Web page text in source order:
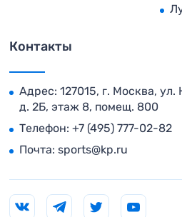
Контакты
Адрес: 127015, г. Москва,
д. 2Б, этаж 8, помещ. 800
Телефон: +7 (495) 777-02-82
Почта: sports@kp.ru